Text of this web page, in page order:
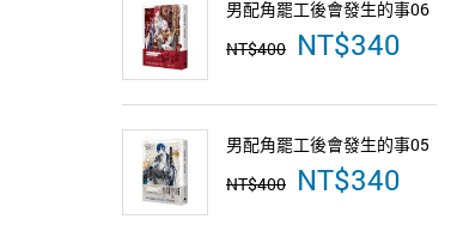
男配角罷工後會發生的事06
NT$400 原
始
NT$400。
NT$340
男配角罷工後會發生的事05
NT$400 原
始
NT$340